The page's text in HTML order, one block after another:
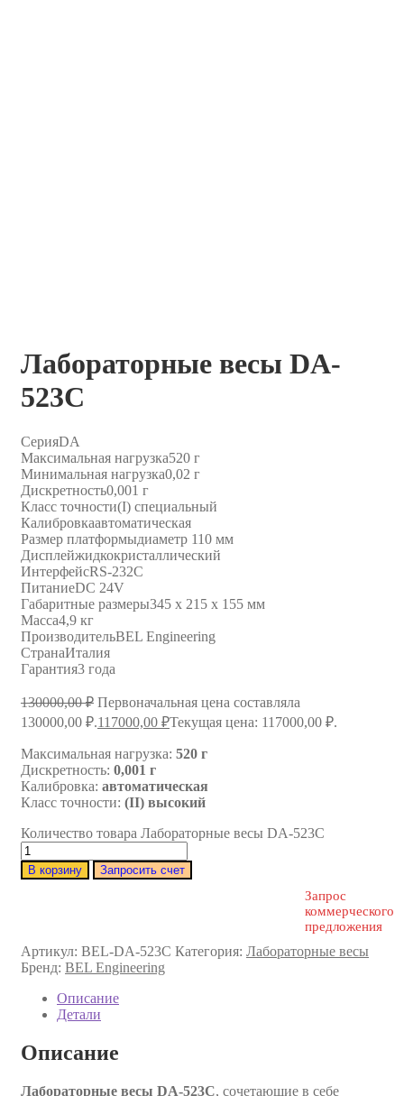
Лабораторные весы DA-
523C
СерияDA
Максимальная нагрузка520 г
Минимальная нагрузка0,02 г
Дискретность0,001 г
Класс точности(I) специальный
Калибровкаавтоматическая
Размер платформыдиаметр 110 мм
Дисплейжидкокристаллический
ИнтерфейсRS-232C
ПитаниеDC 24V
Габаритные размеры345 x 215 x 155 мм
Масса4,9 кг
ПроизводительBEL Engineering
СтранаИталия
Гарантия3 года
130000,00₽ Первоначальная цена составляла
130000,00 ₽.117000,00 ₽Текущая цена: 117000,00 ₽.
Максимальная нагрузка: 520 г
Дискретность: 0,001 г
Калибровка: автоматическая
Класс точности: (II) высокий
Количество товара Лабораторные весы DA-523C
В корзину Запросить счет
Запрос
коммерческого
предложения
Артикул: BEL-DA-523C Категория: Лабораторные весы
Бренд: BEL Engineering
Описание
Детали
Описание
Лабораторные весы DA-523C, сочетающие в себе